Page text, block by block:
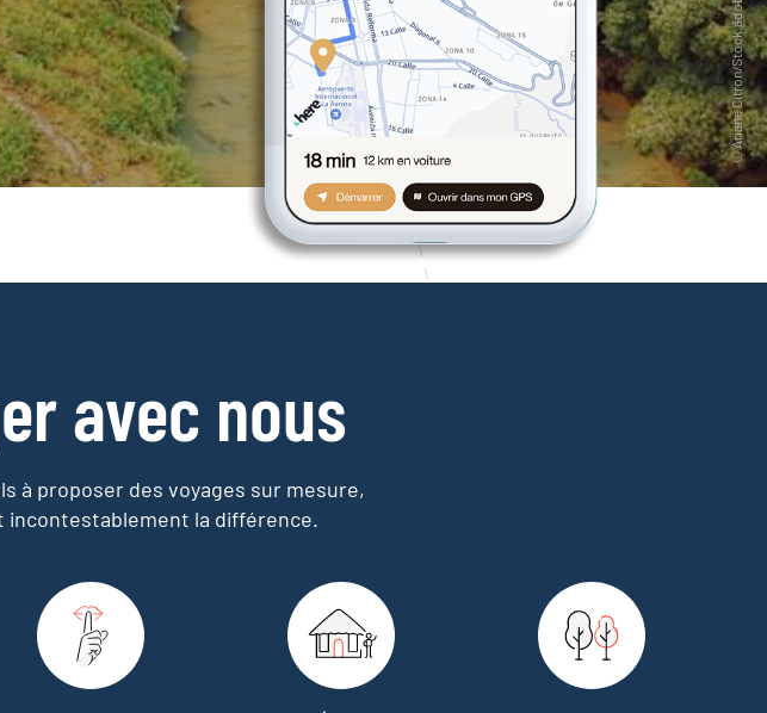
avec nous
à proposer des voyages sur mesure,
incontestablement la différence.